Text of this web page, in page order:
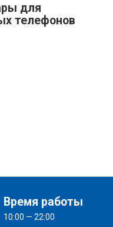
для
телефонов
Время работы
10:00 — 22:00